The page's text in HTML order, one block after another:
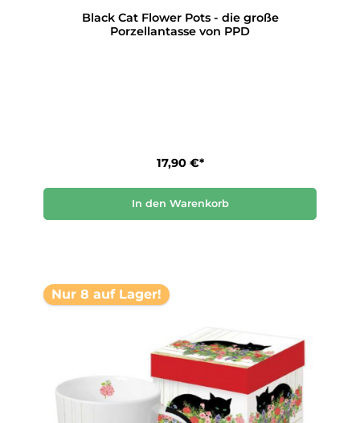
Black Cat Flower Pots - die große
Porzellantasse von PPD
17,90 €*
In den Warenkorb
Nur 8 auf Lager!